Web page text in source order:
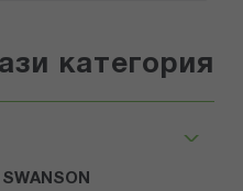
категория
SWANSON